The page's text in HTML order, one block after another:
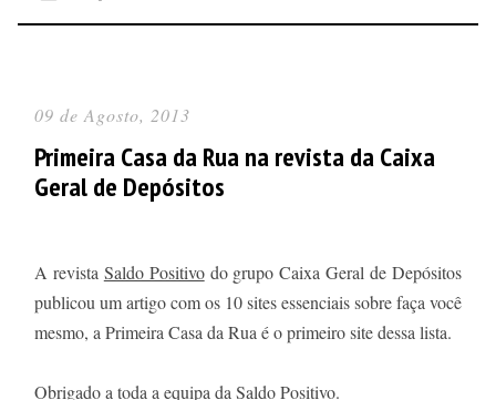
09 de Agosto, 2013
Primeira Casa da Rua na revista da Caixa
Geral de Depósitos
A revista Saldo Positivodo grupo Caixa Geral de Depósitos
publicou um artigo com os 10 sites essenciais sobre faça você
mesmo, a Primeira Casa da Rua é o primeiro site dessa lista.
Obrigado a toda a equipa da Saldo Positivo.